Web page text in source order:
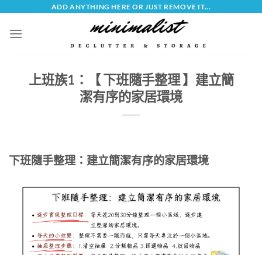
content
ADD ANYTHING HERE OR JUST REMOVE IT...
上班族1：【 下班隨手整理 】建立簡
潔有序的家居環境
下班隨手整理：建立簡潔有序的家居環境